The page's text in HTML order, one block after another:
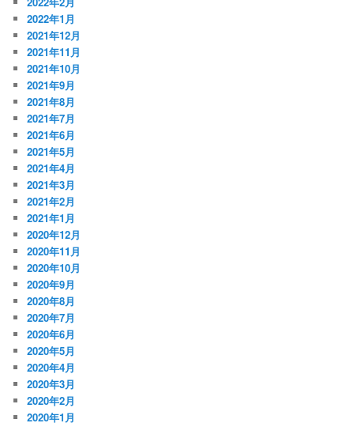
2022年1月
2021年12月
2021年11月
2021年10月
2021年9月
2021年8月
2021年7月
2021年6月
2021年5月
2021年4月
2021年3月
2021年2月
2021年1月
2020年12月
2020年11月
2020年10月
2020年9月
2020年8月
2020年7月
2020年6月
2020年5月
2020年4月
2020年3月
2020年2月
2020年1月